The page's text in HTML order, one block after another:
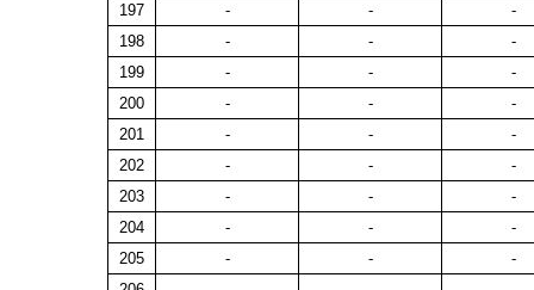
197
- -
-
198
- -
-
199
- -
-
200
- -
-
201
- -
-
202
- -
-
203
- -
-
204
- -
-
205
- -
-